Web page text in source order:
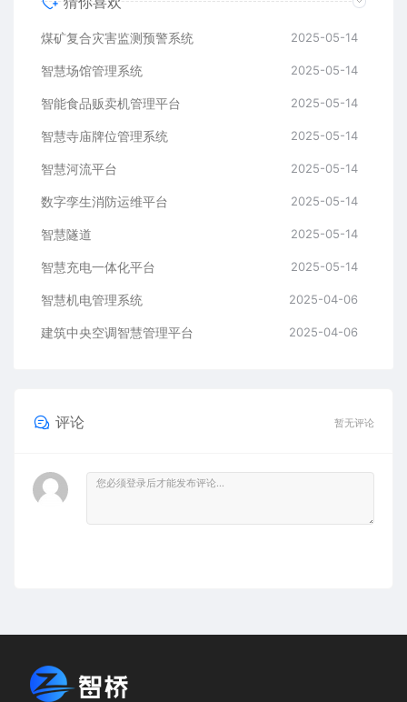
煤矿复合灾害监测预警系统 2025-05-14
智慧场馆管理系统 2025-05-14
智能食品贩卖机管理平台 2025-05-14
智慧寺庙牌位管理系统 2025-05-14
智慧河流平台 2025-05-14
数字孪生消防运维平台 2025-05-14
智慧隧道 2025-05-14
​​智慧充电一体化平台 2025-05-14
智慧机电管理系统 2025-04-06
建筑中央空调智慧管理平台 2025-04-06
评论 暂无评论